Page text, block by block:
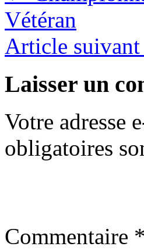
Vétéran
Article suivant
Laisser un
Votre adresse
obligatoires
Commentaire *